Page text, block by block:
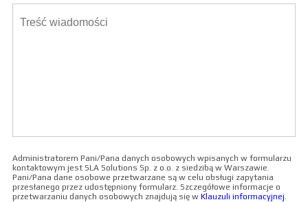
Administratorem Pani/Pana danych osobowych wpisanych w formularzu
kontaktowym jest SLA Solutions Sp. z o.o. z siedzibą w Warszawie.
Pani/Pana dane osobowe przetwarzane są w celu obsługi zapytania
przesłanego przez udostępniony formularz. Szczegółowe informacje o
przetwarzaniu danych osobowych znajdują się w Klauzuli informacyjnej.